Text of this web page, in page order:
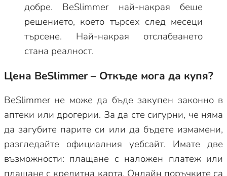
добре. BeSlimmer най-накрая беше
решението, което търсех след месеци
търсене. Най-накрая отслабването
стана реалност.
Цена BeSlimmer – Откъде мога да купя?
BeSlimmer не може да бъде закупен законно в
аптеки или дрогерии. За да сте сигурни, че няма
да загубите парите си или да бъдете измамени,
разгледайте официалния уебсайт. Имате две
възможности: плащане с наложен платеж или